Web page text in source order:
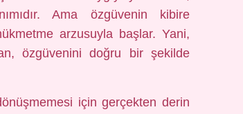
Ama özgüvenin kibire
arzusuyla başlar. Yani,
özgüvenini doğru bir şekilde
için gerçekten derin